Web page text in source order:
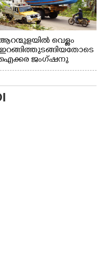
വെള്ളം
ജംഗ്ഷനു
നിന്ന് എത്തിയ